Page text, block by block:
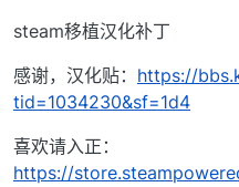
steam移植汉化补丁
感谢，汉化贴： https://
tid=1034230&sf=1d4
喜欢请入正：
https://